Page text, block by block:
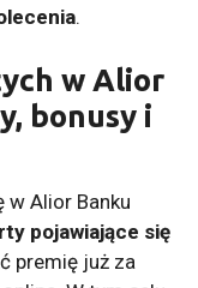
.
w Alior
bonusy i
w Alior Banku
pojawiające się
premię już za